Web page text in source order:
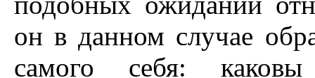
он в данном случае
самого себя: